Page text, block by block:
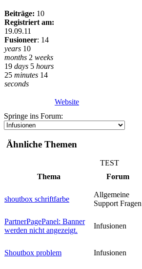
Beiträge: 10
Registriert am:
19.09.11
Fusioneer: 14
years 10
months 2 weeks
19 days 5 hours
25 minutes 14
seconds
Website
Springe ins Forum:
Ähnliche Themen
TEST
Thema
Forum
shoutbox schriftfarbe
Allgemeine
Support Fragen
PartnerPagePanel: Banner
werden nicht angezeigt.
Infusionen
Shoutbox problem Infusionen